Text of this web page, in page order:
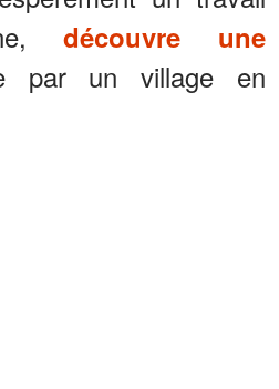
découvre une
par un village en